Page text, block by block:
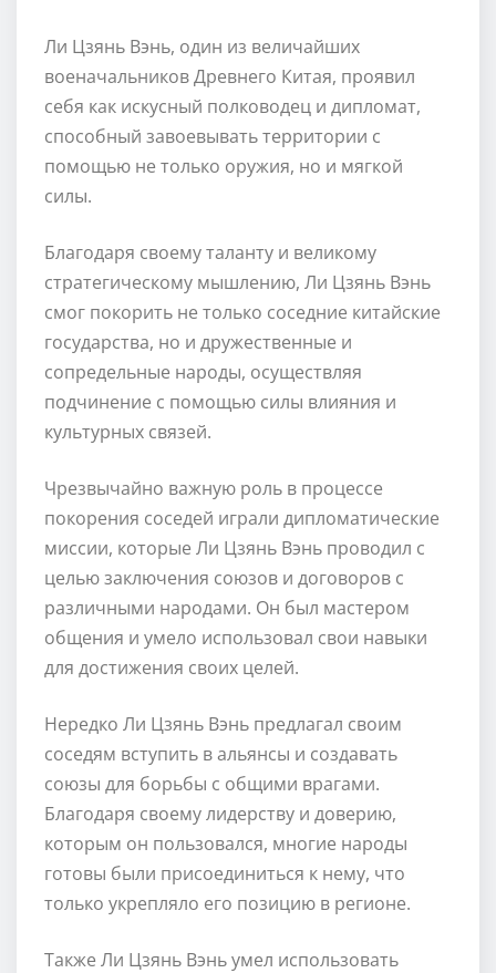
Ли Цзянь Вэнь, один из величайших
военачальников Древнего Китая, проявил
себя как искусный полководец и дипломат,
способный завоевывать территории с
помощью не только оружия, но и мягкой
силы.
Благодаря своему таланту и великому
стратегическому мышлению, Ли Цзянь Вэнь
смог покорить не только соседние китайские
государства, но и дружественные и
сопредельные народы, осуществляя
подчинение с помощью силы влияния и
культурных связей.
Чрезвычайно важную роль в процессе
покорения соседей играли дипломатические
миссии, которые Ли Цзянь Вэнь проводил с
целью заключения союзов и договоров с
различными народами. Он был мастером
общения и умело использовал свои навыки
для достижения своих целей.
Нередко Ли Цзянь Вэнь предлагал своим
соседям вступить в альянсы и создавать
союзы для борьбы с общими врагами.
Благодаря своему лидерству и доверию,
которым он пользовался, многие народы
готовы были присоединиться к нему, что
только укрепляло его позицию в регионе.
Также Ли Цзянь Вэнь умел использовать